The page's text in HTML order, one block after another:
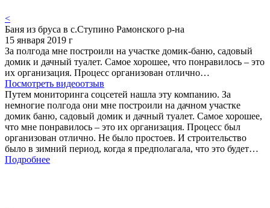
<
Баня из бруса в с.Ступино Рамонского р-на
15 января 2019 г
За полгода мне построили на участке домик-баню, садовый
домик и дачный туалет. Самое хорошее, что понравилось – это
их организация. Процесс организован отлично…
Посмотреть видеоотзыв
Путем мониторинга соцсетей нашла эту компанию. За
немногие полгода они мне построили на дачном участке
домик баню, садовый домик и дачный туалет. Самое хорошее,
что мне понравилось – это их организация. Процесс был
организован отлично. Не было простоев. И строительство
было в зимний период, когда я предполагала, что это будет…
Подробнее